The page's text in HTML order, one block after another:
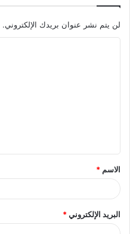
لن يتم نشر عنوان بريدك الإلكتروني.
ق
*
الاسم *
البريد الإلكتروني*